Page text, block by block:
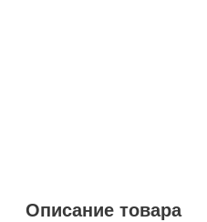
Описание товара